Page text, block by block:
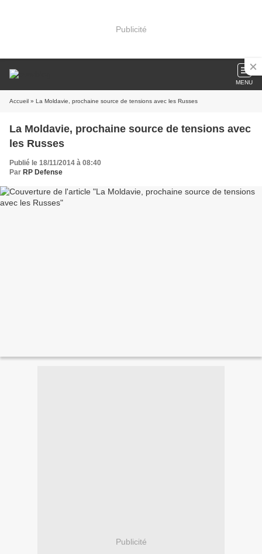
Publicité
MENU
Accueil » La Moldavie, prochaine source de tensions avec les Russes
La Moldavie, prochaine source de tensions avec
les Russes
Publié le 18/11/2014 à 08:40
Par RP Defense
Publicité